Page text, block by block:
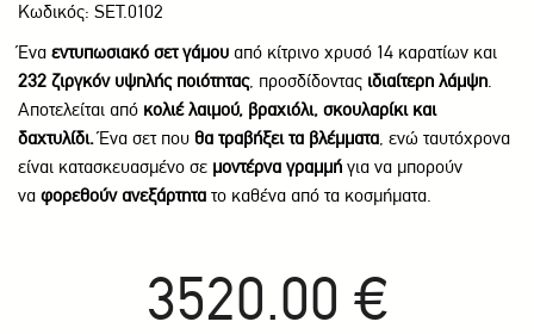
Κωδικός: SET.0102
Ένα εντυπωσιακό σετ γάμου από κίτρινο χρυσό 14 καρατίων και
232 ζιργκόν υψηλής ποιότητας, προσδίδοντας ιδιαίτερη λάμψη
Αποτελείται από κολιέ λαιμού, βραχιόλι, σκουλαρίκι και
δαχτυλίδι.Ένα σετ που θα τραβήξει τα βλέμματα , ενώ ταυτόχρονα
είναι κατασκευασμένο σε μοντέρνα γραμμή για να μπορούν
να φορεθούν ανεξάρτητα το καθένα από τα κοσμήματα.
3520.00 €